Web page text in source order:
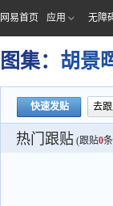
网易首页 应用 无障
图集： 胡景
快速发贴 去
热门跟贴 (跟贴0